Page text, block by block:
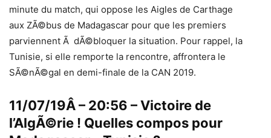
minute du match, qui oppose les Aigles de Carthage
aux ZÃ©bus de Madagascar pour que les premiers
parviennent Ã dÃ©bloquer la situation. Pour rappel, la
Tunisie, si elle remporte la rencontre, affrontera le
SÃ©nÃ©gal en demi-finale de la CAN 2019.
11/07/19Â – 20:56 – Victoire de
l’AlgÃ©rie ! Quelles compos pour